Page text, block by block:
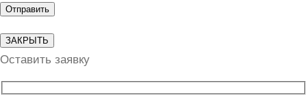
ЗАКРЫТЬ
Оставить заявку